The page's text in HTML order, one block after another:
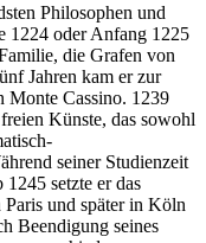
Philosophen und
1224 oder Anfang 1225
die Grafen von
Jahren kam er zur
Monte Cassino. 1239
Künste, das sowohl
seiner Studienzeit
setzte er das
und später in Köln
Beendigung seines